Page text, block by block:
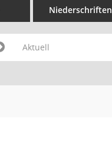
Niederschriften
Aktuell